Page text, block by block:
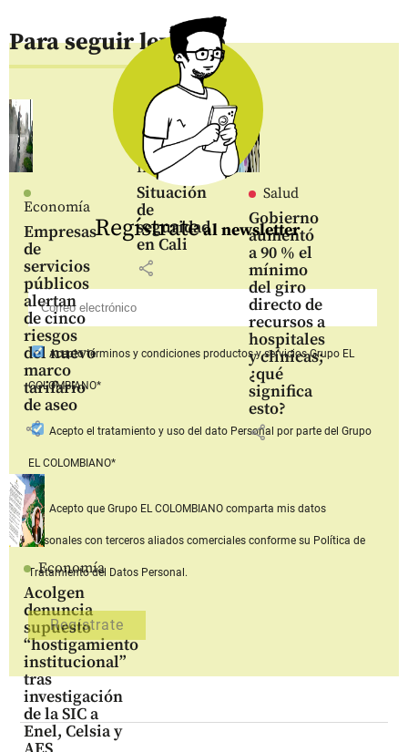
Para seguir leyendo
Economía
Empresas
de
servicios
públicos
alertan
de cinco
riesgos
del nuevo
marco
tarifario
de aseo
share
Inicio
Situación
de
seguridad
en Cali
share
Salud
Gobierno
aumentó
a 90 % el
mínimo
del giro
directo de
recursos a
hospitales
y clínicas;
¿qué
significa
esto?
share
Economía
Acolgen
denuncia
supuesto
“hostigamiento
institucional”
tras
investigación
de la SIC a
Enel, Celsia y
Regístrateal newsletter
Aceptotérminos y condiciones productos y serviciosGrupo EL
COLOMBIANO*
Acepto el tratamiento y uso del dato Personal por parte del Grupo
EL COLOMBIANO*
Acepto que Grupo EL COLOMBIANOcomparta mis datos
personales con terceros aliados comerciales conforme su Política de
Tratamiento del Datos Personal.